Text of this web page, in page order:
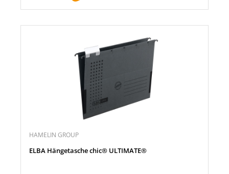
HAMELIN GROUP
ELBA Hängetasche chic® ULTIMATE®